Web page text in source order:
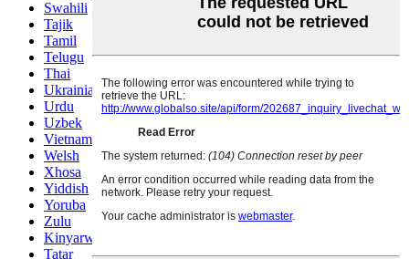
Swahili
Tajik
Tamil
Telugu
Thai
Ukrainian
Urdu
Uzbek
Vietnamese
Welsh
Xhosa
Yiddish
Yoruba
Zulu
Kinyarwanda
Tatar